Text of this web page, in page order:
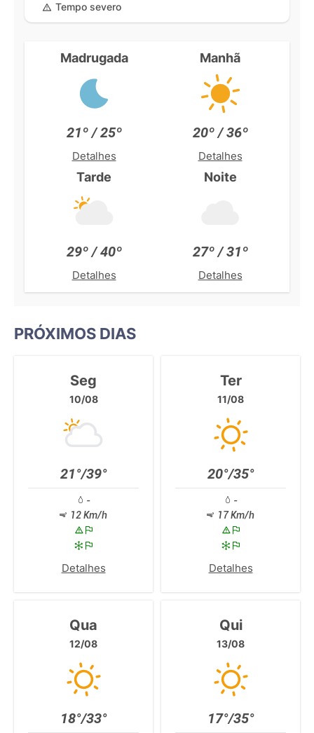
Tempo severo
Madrugada
21º / 25º
Detalhes
Manhã
20º / 36º
Detalhes
Tarde
29º / 40º
Detalhes
Noite
27º / 31º
Detalhes
PRÓXIMOS DIAS
Seg
10/08
21°/39°
-
12 Km/h
Detalhes
Ter
11/08
20°/35°
-
17 Km/h
Detalhes
Qua
12/08
18°/33°
Qui
13/08
17°/35°